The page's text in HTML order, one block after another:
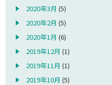
2020年3月 (5)
2020年2月 (5)
2020年1月 (6)
2019年12月 (1)
2019年11月 (1)
2019年10月 (5)